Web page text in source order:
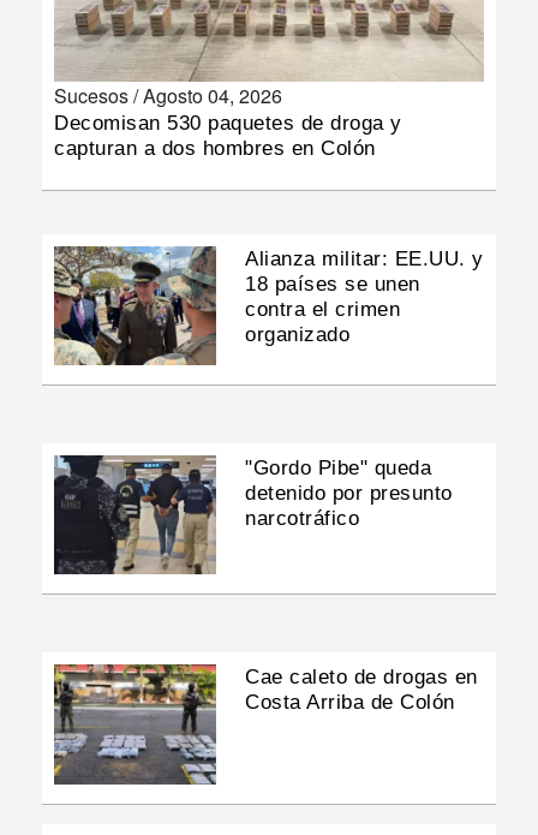
Sucesos /Agosto 04, 2026
Decomisan 530 paquetes de droga y
capturan a dos hombres en Colón
Alianza militar: EE.UU. y
18 países se unen
contra el crimen
organizado
"Gordo Pibe" queda
detenido por presunto
narcotráfico
Cae caleto de drogas en
Costa Arriba de Colón